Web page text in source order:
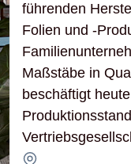
führenden
Folien und -
Maßstäbe in
beschäftigt